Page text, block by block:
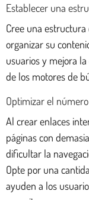
Establecer una
Cree una
organizar su
usuarios y mejora
de los motores de
Optimizar el
Al crear enlaces
páginas con
dificultar la
Opte por una
ayuden a los